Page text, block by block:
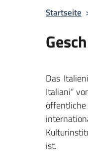
Startseite
Das
Italiani“
ist.